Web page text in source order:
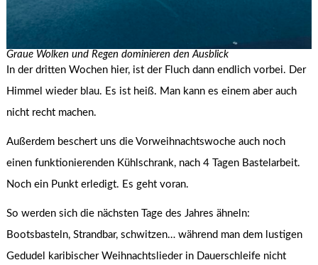
Graue Wolken und Regen dominieren den Ausblick
In der dritten Wochen hier, ist der Fluch dann endlich vorbei. Der
Himmel wieder blau. Es ist heiß. Man kann es einem aber auch
nicht recht machen.
Außerdem beschert uns die Vorweihnachtswoche auch noch
einen funktionierenden Kühlschrank, nach 4 Tagen Bastelarbeit.
Noch ein Punkt erledigt. Es geht voran.
So werden sich die nächsten Tage des Jahres ähneln:
Bootsbasteln, Strandbar, schwitzen… während man dem lustigen
Gedudel karibischer Weihnachtslieder in Dauerschleife nicht